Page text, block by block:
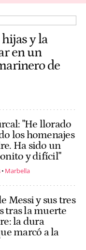
y la
en un
de
"He llorado
los homenajes
Ha sido un
y difícil"
Marbella
Messi y sus tres
tras la muerte
la dura
marcó a la